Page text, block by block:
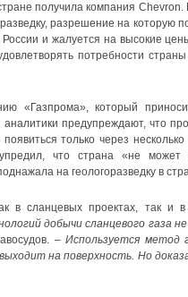
получила компания Chevron.
разрешение на которую
и жалуется на высокие
потребности
«Газпрома», который
предупреждают, что
только через
что страна «не может
на геологоразведку в
в сланцевых проектах, так и в
добычи сланцевого газа
–Используется метод
на поверхность. Но